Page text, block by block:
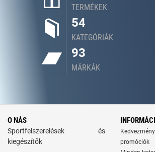
TERMÉKEK
54
KATEGÓRIÁK
93
MÁRKÁK
O NÁS
Sportfelszerelések és
kiegészítők
promóciók